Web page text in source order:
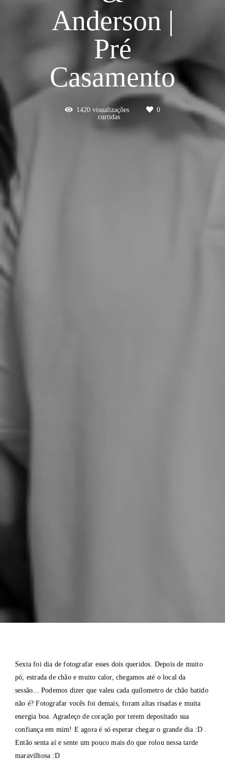
Anderson |
Pré
Casamento
1420 visualizações
0
curtidas
Sexta foi dia de fotografar esses dois queridos. Depois de muito
pó, estrada de chão e muito calor, chegamos até o local da
sessão... Podemos dizer que valeu cada quilometro de chão batido
não é? Fotografar vocês foi demais, foram altas risadas e muita
energia boa. Agradeço de coração por terem depositado sua
confiança em mim! E agora é só esperar chegar o grande dia :D .
Então senta aí e sente um pouco mais do que rolou nessa tarde
maravilhosa :D